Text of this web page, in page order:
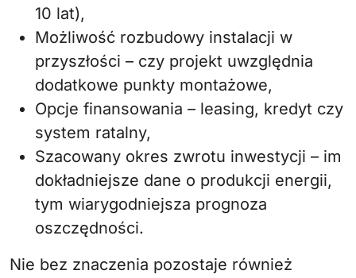
10 lat),
Możliwość rozbudowy instalacji w
przyszłości – czy projekt uwzględnia
dodatkowe punkty montażowe,
Opcje finansowania – leasing, kredyt czy
system ratalny,
Szacowany okres zwrotu inwestycji – im
dokładniejsze dane o produkcji energii,
tym wiarygodniejsza prognoza
oszczędności.
Nie bez znaczenia pozostaje również